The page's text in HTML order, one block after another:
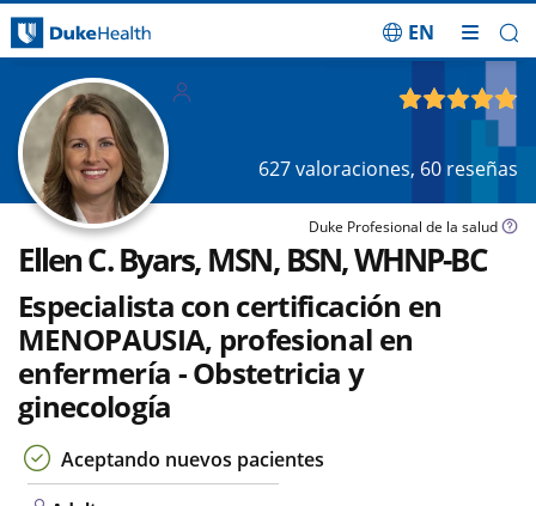
EN
627valoraciones, 60 reseñas
Duke Profesional de la salud
Ellen C. Byars, MSN, BSN, WHNP-BC
Especialista con certificación en
MENOPAUSIA, profesional en
enfermería - Obstetricia y
ginecología
Aceptando nuevos pacientes